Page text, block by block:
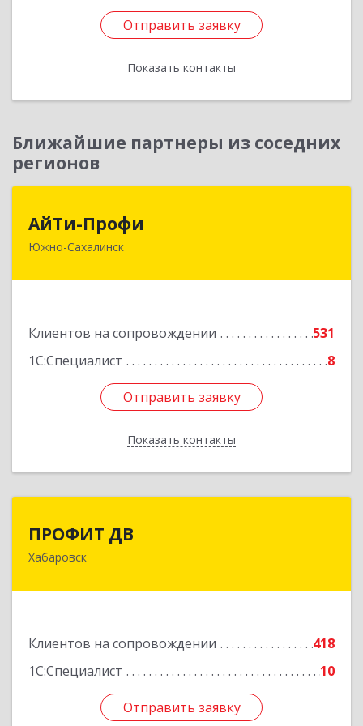
Отправить заявку
Показать контакты
Отправить заявку
Назад
Ближайшие партнеры из соседних
регионов
АйТи-Профи
Южно-Сахалинск
Клиентов на сопровождении
531
1С:Специалист
8
Отправить заявку
Показать контакты
693023, Сахалинская обл, город Южно-
Подробнее
Отправить заявку
Назад
ПРОФИТ ДВ
Хабаровск
Клиентов на сопровождении
418
1С:Специалист
10
Отправить заявку
680000, Хабаровский край, Хабаровск г,
Отправить заявку